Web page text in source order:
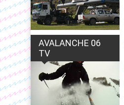
AVALANCHE 06
TV